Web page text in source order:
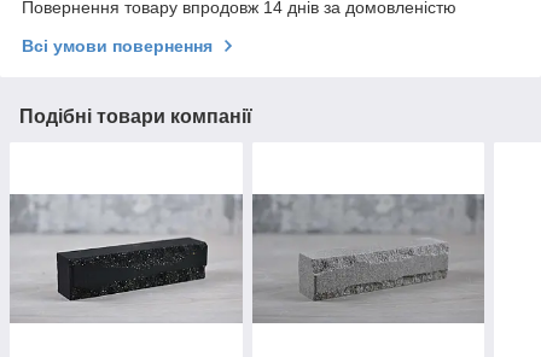
Повернення товару впродовж 14 днів за домовленістю
Всі умови повернення
Подібні товари компанії